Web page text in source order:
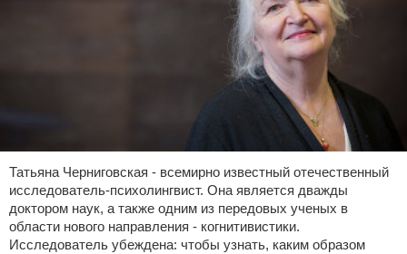
Татьяна Черниговская - всемирно известный отечественный
исследователь-психолингвист. Она является дважды
доктором наук, а также одним из передовых ученых в
области нового направления - когнитивистики.
Исследователь убеждена: чтобы узнать, каким образом